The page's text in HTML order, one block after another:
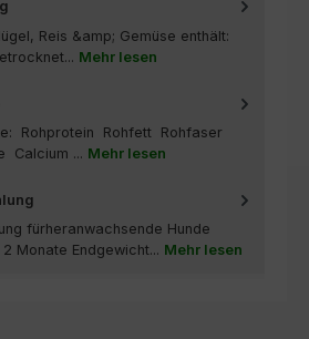
Reis &amp; Gemüse enthält:
Mehr lesen
Rohprotein Rohfett Rohfaser
Calcium ... Mehr lesen
fürheranwachsende Hunde
Monate Endgewicht... Mehr lesen